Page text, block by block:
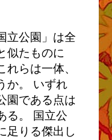
立公園」は全
似たものに
れらは一体、
か。 いずれ
園である点は
る。 国立公
足りる傑出し